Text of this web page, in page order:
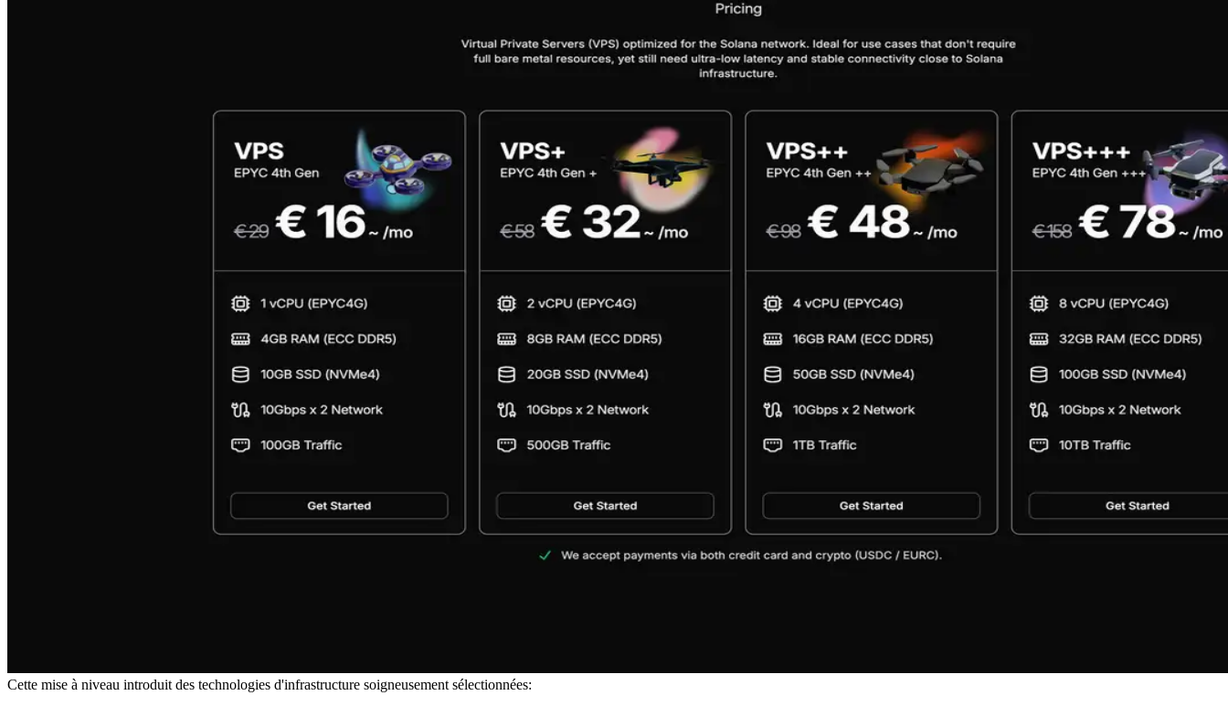
Cette mise à niveau introduit des technologies d'infrastructure soigneusement sélectionnées: